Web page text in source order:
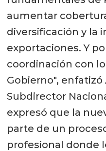
aumentar
diversificación y la
exportaciones. Y
coordinación con
Gobierno",
Subdirector
expresó que la
parte de un
profesional donde